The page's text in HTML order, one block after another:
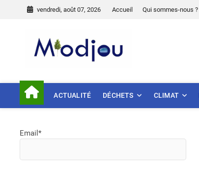
vendredi, août 07, 2026 Accueil Qui sommes-nous ?
ACTUALITÉ DÉCHETS CLIMAT
Email*